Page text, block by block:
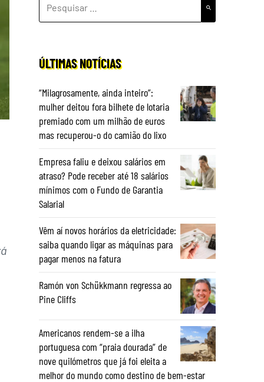
POR:
ÚLTIMAS NOTÍCIAS
“Milagrosamente, ainda inteiro”:
mulher deitou fora bilhete de lotaria
premiado com um milhão de euros
mas recuperou-o do camião do lixo
Empresa faliu e deixou salários em
atraso? Pode receber até 18 salários
mínimos com o Fundo de Garantia
Salarial
Vêm aí novos horários da eletricidade:
saiba quando ligar as máquinas para
pagar menos na fatura
Ramón von Schükkmann regressa ao
Pine Cliffs
Americanos rendem-se a ilha
portuguesa com “praia dourada” de
nove quilómetros que já foi eleita a
melhor do mundo como destino de bem-estar